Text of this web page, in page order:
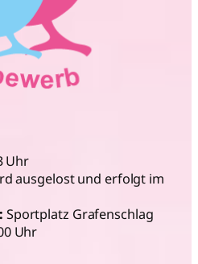
Uhr
ausgelost und erfolgt im
Sportplatz Grafenschlag
Uhr